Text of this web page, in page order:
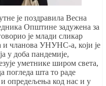
је поздравила Весна
Општине задужена за
је млади сликар
и чланова УНУНС-а, који је
у доба пандемије,
уметнике широм света,
погледа шта то раде
опредељења код нас и у